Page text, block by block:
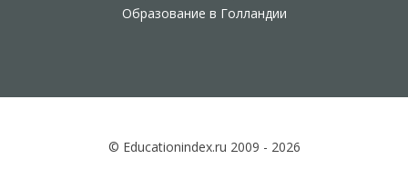
Образование в Голландии
© Educationindex.ru 2009 - 2026